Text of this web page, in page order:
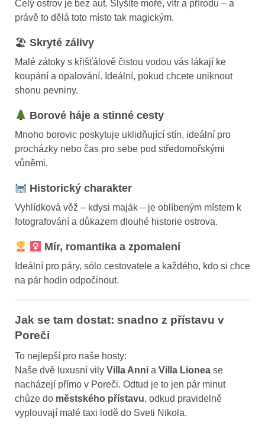
Celý ostrov je bez aut. Slyšíte moře, vítr a přírodu – a
právě to dělá toto místo tak magickým.
🏖 Skryté zálivy
Malé zátoky s křišťálově čistou vodou vás lákají ke
koupání a opalování. Ideální, pokud chcete uniknout
shonu pevniny.
Borové háje a stinné cesty
Mnoho borovic poskytuje uklidňující stín, ideální pro
procházky nebo čas pro sebe pod středomořskými
vůněmi.
Historický charakter
Vyhlídková věž – kdysi maják – je oblíbeným místem k
fotografování a důkazem dlouhé historie ostrova.
Mír, romantika a zpomalení
Ideální pro páry, sólo cestovatele a každého, kdo si chce
na pár hodin odpočinout.
Jak se tam dostat: snadno z přístavu v
Poreči
To nejlepší pro naše hosty:
Naše dvě luxusní vily Villa Anni a Villa Lionea se
nacházejí přímo v Poreči. Odtud je to jen pár minut
chůze do městského přístavu, odkud pravidelně
vyplouvají malé taxi lodě do Sveti Nikola.